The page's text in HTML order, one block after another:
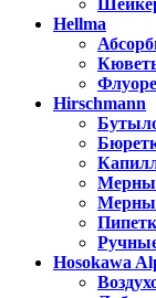
Hellma
Hirschmann
Hosokawa